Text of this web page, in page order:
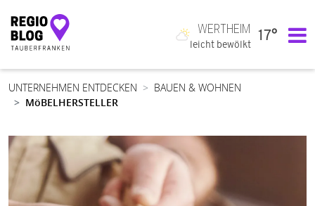
Hauptnavigation
WERTHEIM
leicht bewölkt
17°
UNTERNEHMEN ENTDECKEN
BAUEN & WOHNEN
MöBELHERSTELLER